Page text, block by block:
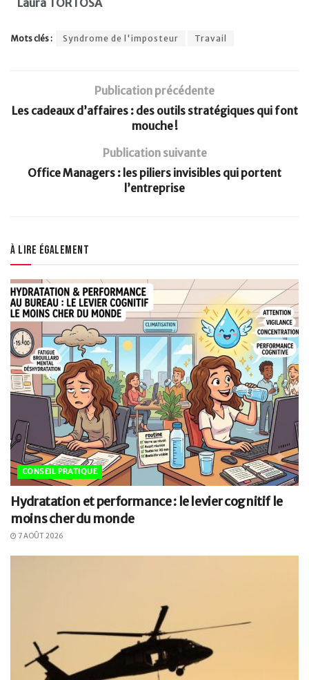
Mots clés : Syndrome de l'imposteur Travail
Publication précédente
Les cadeaux d’affaires : des outils stratégiques qui font
mouche !
Publication suivante
Office Managers : les piliers invisibles qui portent
l’entreprise
À lire également
CONSEIL PRATIQUE
Hydratation et performance : le levier cognitif le
moins cher du monde
7 AOÛT 2026